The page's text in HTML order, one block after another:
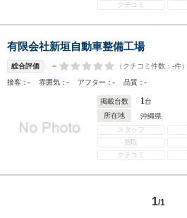
クチコミ
有限会社新垣自動車整備工場
総合評価 - （クチコミ件数： -件）
接客：- 雰囲気：- アフター：- 品質：-
掲載台数 1台
所在地
沖縄県
スタッフ
買取
クチコミ
1/1